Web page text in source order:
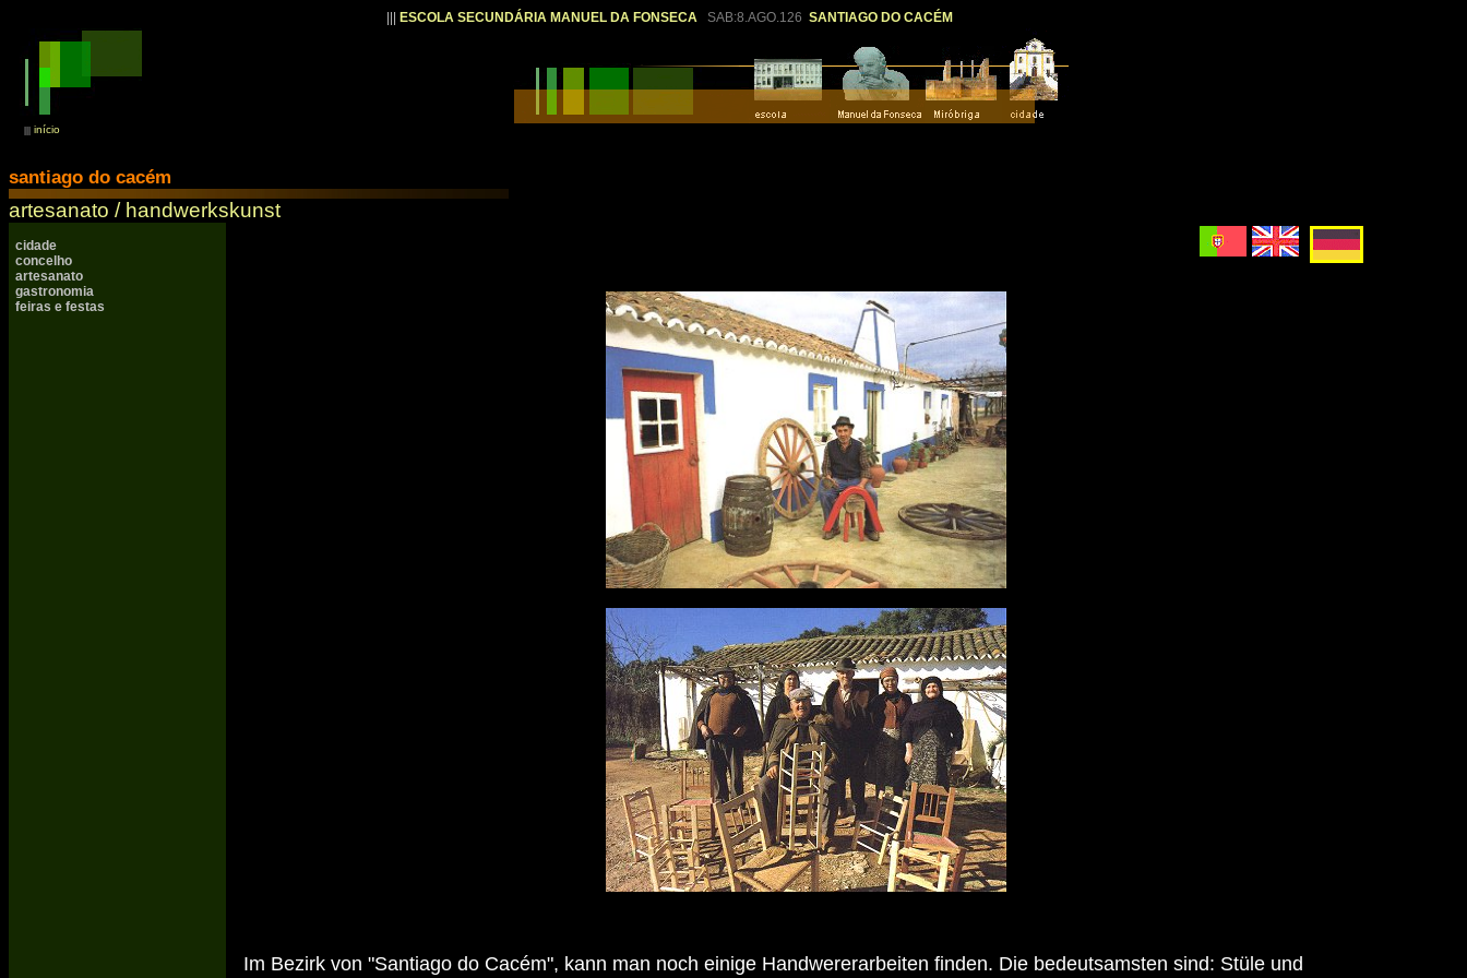
ESCOLA SECUNDÁRIA MANUEL DA FONSECA SAB:8.AGO.126 SANTIAGO DO CACÉM
início
santiago do cacém
artesanato / handwerkskunst
cidade
concelho
artesanato
gastronomia
feiras e festas
Im Bezirk von "Santiago do Cacém", kann man noch einige Handwererarbeiten finden. Die bedeutsamsten sind: Stüle und